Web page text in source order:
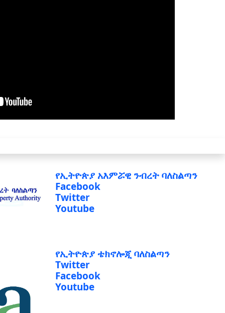
የኢትዮጵያ አእምሯዊ ንብረት ባለስልጣን
Facebook
Twitter
Youtube
የኢትዮጵያ ቴክኖሎጂ ባለስልጣን
Twitter
Facebook
Youtube